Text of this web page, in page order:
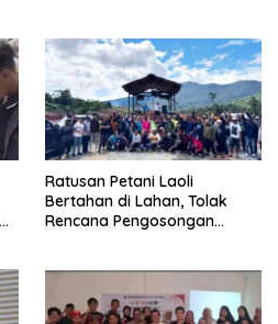
Ratusan Petani Laoli
Bertahan di Lahan, Tolak
Rencana Pengosongan